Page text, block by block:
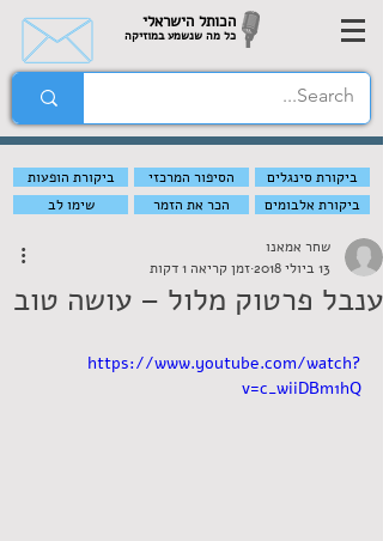
הכותל הישראלי
כל מה שנשמע במוזיקה
ביקורת הופעות הסיפור המרכזי
ביקורת סינגלים
שימו לב
הכר את הזמר ביקורת אלבומים
ענבל פרטוק מלול – עושה טוב
שחר אמאנו
13 ביולי 2018
זמן קריאה 1 דקות
https://www.youtube.com/watch?
v=c_wiiDBm1hQ